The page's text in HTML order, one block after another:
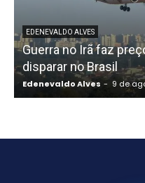
EDENEVALDO ALVES
Guerra no Irã faz
disparar no Brasil
Edenevaldo Alves - 9 de